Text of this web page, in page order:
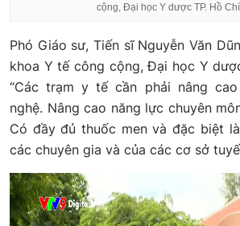
cộng, Đại học Y dược TP. Hồ
Phó Giáo sư, Tiến sĩ Nguyễn Văn
khoa Y tế công cộng, Đại học Y
“Các trạm y tế cần phải nâng
nghệ. Nâng cao năng lực chuyên
Có đầy đủ thuốc men và đặc biệt
các chuyên gia và của các cơ sở